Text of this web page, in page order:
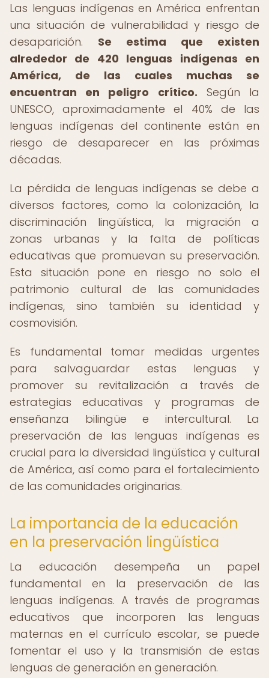
Las lenguas indígenas en América enfrentan
una situación de vulnerabilidad y riesgo de
desaparición. Se estima que existen
alrededor de 420 lenguas indígenas en
América, de las cuales muchas se
encuentran en peligro crítico. Según la
UNESCO, aproximadamente el 40% de las
lenguas indígenas del continente están en
riesgo de desaparecer en las próximas
décadas.
La pérdida de lenguas indígenas se debe a
diversos factores, como la colonización, la
discriminación lingüística, la migración a
zonas urbanas y la falta de políticas
educativas que promuevan su preservación.
Esta situación pone en riesgo no solo el
patrimonio cultural de las comunidades
indígenas, sino también su identidad y
cosmovisión.
Es fundamental tomar medidas urgentes
para salvaguardar estas lenguas y
promover su revitalización a través de
estrategias educativas y programas de
enseñanza bilingüe e intercultural. La
preservación de las lenguas indígenas es
crucial para la diversidad lingüística y cultural
de América, así como para el fortalecimiento
de las comunidades originarias.
La importancia de la educación
en la preservación lingüística
La educación desempeña un papel
fundamental en la preservación de las
lenguas indígenas. A través de programas
educativos que incorporen las lenguas
maternas en el currículo escolar, se puede
fomentar el uso y la transmisión de estas
lenguas de generación en generación.